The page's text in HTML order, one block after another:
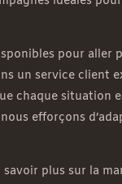
pour aller
un service client
chaque situation
efforçons
savoir plus sur la